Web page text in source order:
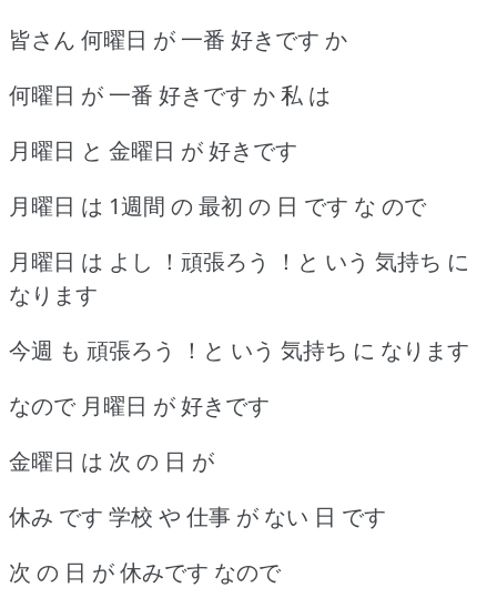
皆さん 何曜日 が 一番 好きです か
何曜日 が 一番 好きです か 私 は
月曜日 と 金曜日 が 好きです
月曜日 は 1週間 の 最初 の 日 です な ので
月曜日 は よし ！頑張ろう ！と いう 気持ち に
なります
今週 も 頑張ろう ！と いう 気持ち に なります
なので 月曜日 が 好きです
金曜日 は 次 の 日 が
休み です 学校 や 仕事 が ない 日 です
次 の 日 が 休みです なので